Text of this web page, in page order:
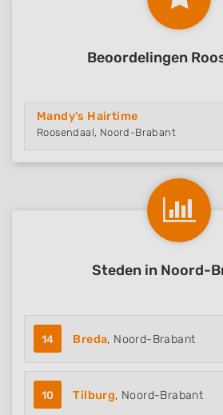
Beoordelingen
Mandy's Hairtime
Roosendaal, Noord-Brabant
Steden in Noord-
14 Breda, Noord-Brabant
10 Tilburg, Noord-Brabant